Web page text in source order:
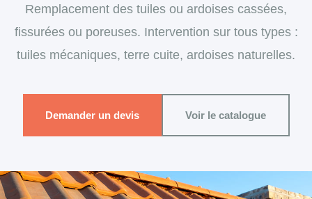
Remplacement des tuiles ou ardoises cassées,
fissurées ou poreuses. Intervention sur tous types :
tuiles mécaniques, terre cuite, ardoises naturelles.
Demander un devis Voir le catalogue